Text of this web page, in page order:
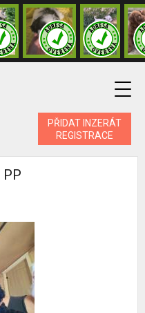
PŘIDAT INZERÁT
REGISTRACE
PP